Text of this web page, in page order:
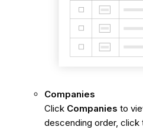
Companies
Click Companies to
descending order, click